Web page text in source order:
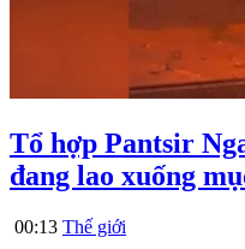
Tổ hợp Pantsir
đang lao xuống
00:13 Thế giới